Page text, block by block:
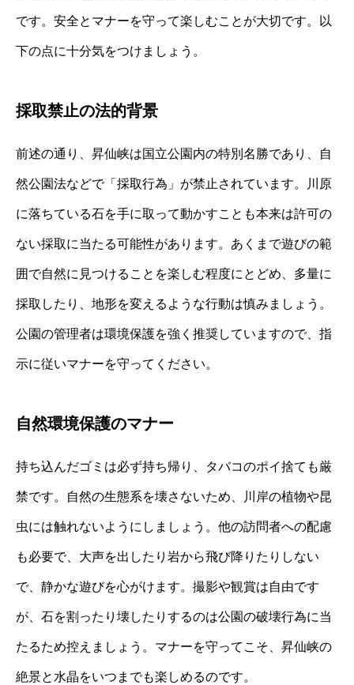
です。安全とマナーを守って楽しむことが大切です。以
下の点に十分気をつけましょう。
採取禁止の法的背景
前述の通り、昇仙峡は国立公園内の特別名勝であり、自
然公園法などで「採取行為」が禁止されています。川原
に落ちている石を手に取って動かすことも本来は許可の
ない採取に当たる可能性があります。あくまで遊びの範
囲で自然に見つけることを楽しむ程度にとどめ、多量に
採取したり、地形を変えるような行動は慎みましょう。
公園の管理者は環境保護を強く推奨していますので、指
示に従いマナーを守ってください。
自然環境保護のマナー
持ち込んだゴミは必ず持ち帰り、タバコのポイ捨ても厳
禁です。自然の生態系を壊さないため、川岸の植物や昆
虫には触れないようにしましょう。他の訪問者への配慮
も必要で、大声を出したり岩から飛び降りたりしない
で、静かな遊びを心がけます。撮影や観賞は自由です
が、石を割ったり壊したりするのは公園の破壊行為に当
たるため控えましょう。マナーを守ってこそ、昇仙峡の
絶景と水晶をいつまでも楽しめるのです。